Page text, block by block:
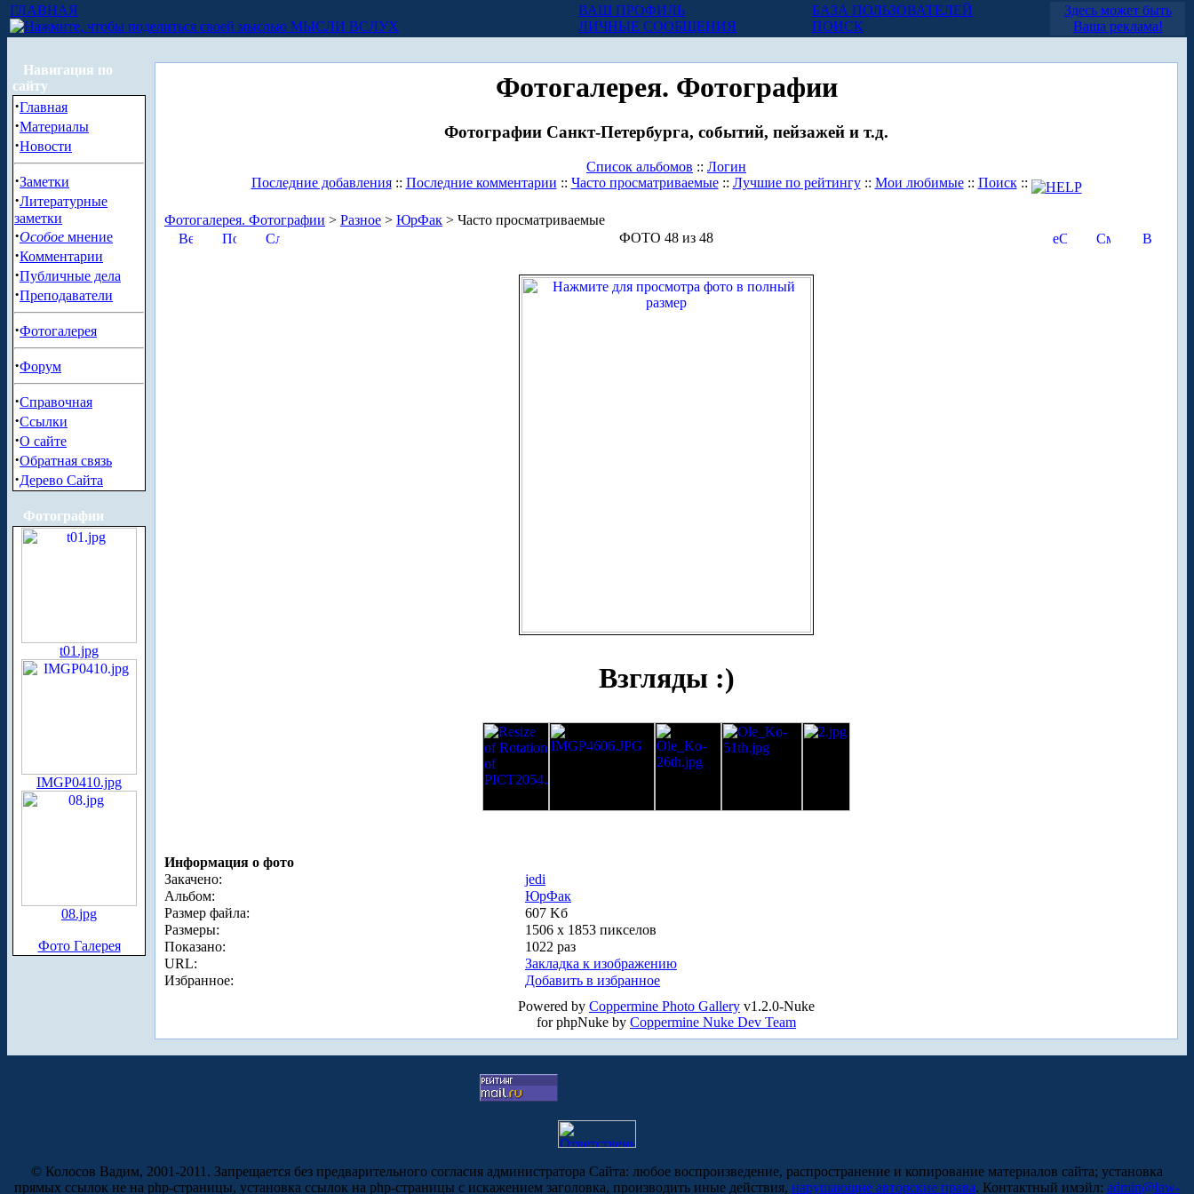
ГЛАВНАЯ
МЫСЛИ ВСЛУХ
ВАШ ПРОФИЛЬ
ЛИЧНЫЕ СООБЩЕНИЯ
БАЗА ПОЛЬЗОВАТЕЛЕЙ
ПОИСК
Здесь может быть
Ваша реклама!
Навигация по
сайту
·Главная
·Материалы
·Новости
·Заметки
·Литературные
заметки
·Особое мнение
·Комментарии
·Публичные дела
·Преподаватели
·Фотогалерея
·Форум
·Справочная
·Ссылки
·О сайте
·Обратная связь
·Дерево Сайта
Фотографии
t01.jpg
IMGP0410.jpg
08.jpg
Фото Галерея
Фотогалерея. Фотографии
Фотографии Санкт-Петербурга, событий, пейзажей и т.д.
Список альбомов :: Логин
Последние добавления:: Последние комментарии :: Часто просматриваемые:: Лучшие по рейтингу:: Мои любимые:: Поиск::
Фотогалерея. Фотографии > Разное > ЮрФак > Часто просматриваемые
ФОТО 48 из 48
Взгляды :)
Информация о фото
Закачено:
jedi
Альбом:
ЮрФак
Размер файла:
607 Kб
Размеры:
1506 x 1853 пикселов
Показано:
1022 раз
URL:
Закладка к изображению
Избранное:
Добавить в избранное
Powered by Coppermine Photo Gallery v1.2.0-Nuke
for phpNuke by Coppermine Nuke Dev Team
© Колосов Вадим, 2001-2011. Запрещается без предварительного согласия администратора Сайта: любое воспроизведение, распространение и копирование материалов сайта; установка
прямых ссылок не на php-страницы, установка ссылок на php-страницы с искажением заголовка, производить иные действия, нарушающие авторские права. Контактный имэйл: admin@law-